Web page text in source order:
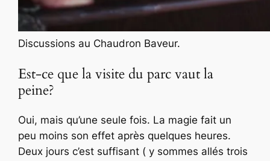
Discussions au Chaudron Baveur.
Est-ce que la visite duparc vaut la
peine?
Oui, mais qu’une seule fois. La magie fait un
peu moins son effet après quelques heures.
Deux jours c’est suffisant ( y sommes allés trois